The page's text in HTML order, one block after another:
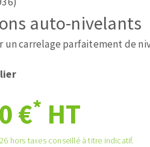
à profil
diamantés
ABRASIFS
auto-nivelants
un carrelage parfaitement de
€* HT
hors taxes conseillé à titre indicatif.